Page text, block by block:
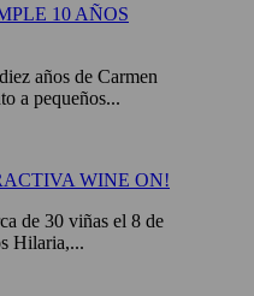
10 AÑOS
años de Carmen
a pequeños...
WINE ON!
de 30 viñas el 8 de
Hilaria,...